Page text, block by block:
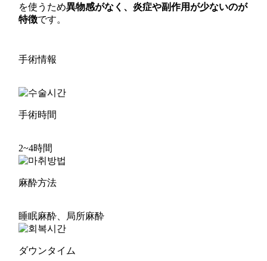
を使うため異物感がなく、炎症や副作用が少ないのが
特徴です。
手術情報
手術時間
2~4時間
麻酔方法
睡眠麻酔、局所麻酔
ダウンタイム